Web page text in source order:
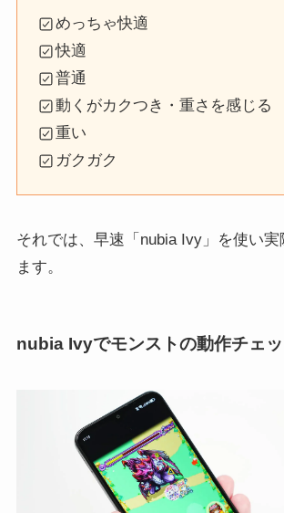
めっちゃ快適
快適
普通
動くがカクつき・重さを感じる
重い
ガクガク
それでは、早速「nubia Ivy」を使い実
ます。
nubia Ivyでモンストの動作チェ